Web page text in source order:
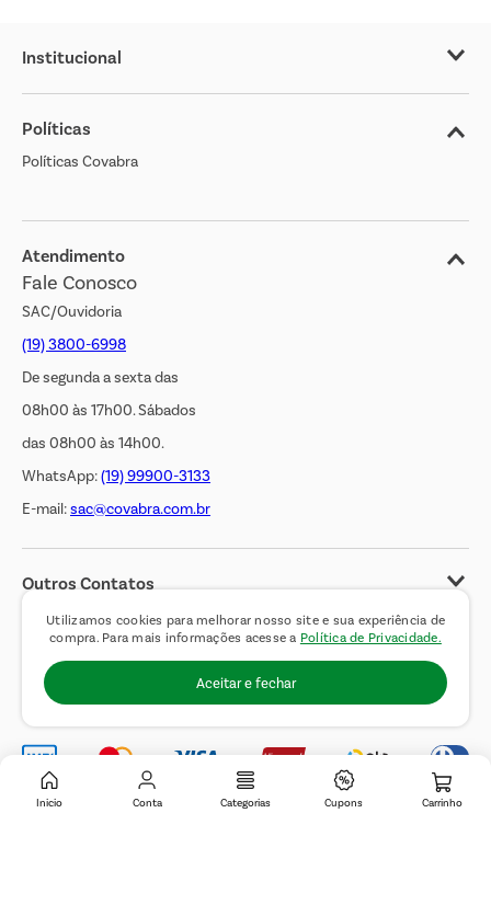
Utilizamos cookies para melhorar nosso site e sua experiência de
compra. Para mais informações acesse a Política de Privacidade.
Aceitar e fechar
Inicio Conta Categorias Cupons
Institucional
Sobre o Covabra
Nossas Lojas
Cliente Bem Estar
Jornal de Ofertas
Transparência Salarial
Políticas
Políticas Covabra
Atendimento
Fale Conosco
SAC/Ouvidoria
(19) 3800-6998
De segunda a sexta das
08h00 às 17h00. Sábados
das 08h00 às 14h00.
WhatsApp:(19) 99900-3133
E-mail:sac@covabra.com.br
Outros Contatos
Negócios Imobiliários
Trabalhe Conosco